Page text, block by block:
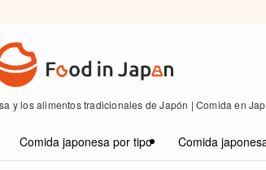
y los alimentos tradicionales de Japón | Comida en
Comida japonesa por tipo Comida